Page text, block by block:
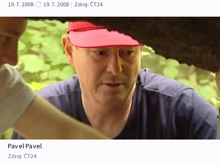
19. 7. 2008
19. 7. 2008 | Zdroj: ČT24
Pavel Pavel
Zdroj: ČT24